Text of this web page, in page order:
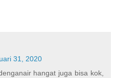
31, 2020
hangat juga bisa kok,